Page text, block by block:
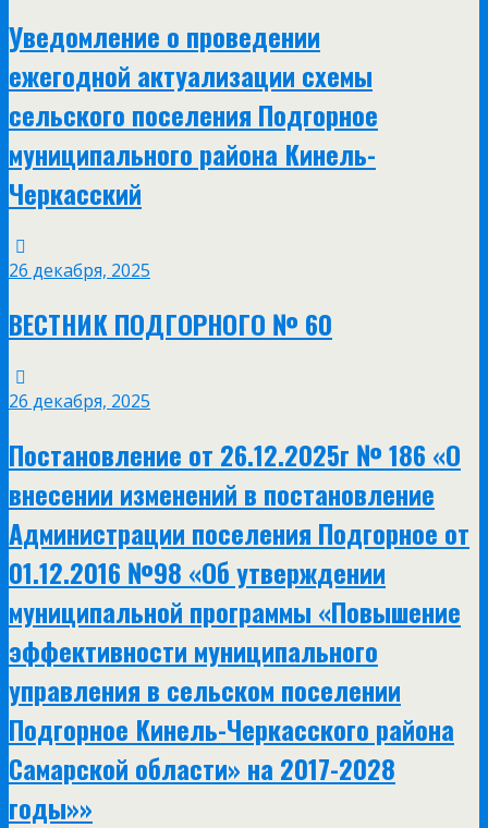
Уведомление о проведении
ежегодной актуализации схемы
сельского поселения Подгорное
муниципального района Кинель-
Черкасский
26 декабря, 2025
ВЕСТНИК ПОДГОРНОГО № 60
26 декабря, 2025
Постановление от 26.12.2025г № 186 «О
внесении изменений в постановление
Администрации поселения Подгорное от
01.12.2016 №98 «Об утверждении
муниципальной программы «Повышение
эффективности муниципального
управления в сельском поселении
Подгорное Кинель-Черкасского района
Самарской области» на 2017-2028
годы»»